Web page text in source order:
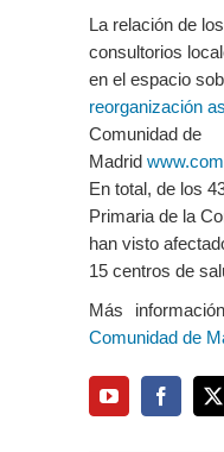
La relación de
consultorios
en el espacio
reorganización
Comunidad de
Madrid
En total, de los
Primaria de la
han visto
15 centros de
Más
Comunidad de